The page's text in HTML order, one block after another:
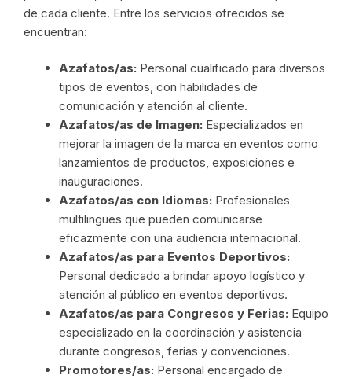
de cada cliente. Entre los servicios ofrecidos se
encuentran:
Azafatos/as: Personal cualificado para diversos
tipos de eventos, con habilidades de
comunicación y atención al cliente.
Azafatos/as de Imagen: Especializados en
mejorar la imagen de la marca en eventos como
lanzamientos de productos, exposiciones e
inauguraciones.
Azafatos/as con Idiomas: Profesionales
multilingües que pueden comunicarse
eficazmente con una audiencia internacional.
Azafatos/as para Eventos Deportivos:
Personal dedicado a brindar apoyo logístico y
atención al público en eventos deportivos.
Azafatos/as para Congresos y Ferias: Equipo
especializado en la coordinación y asistencia
durante congresos, ferias y convenciones.
Promotores/as: Personal encargado de